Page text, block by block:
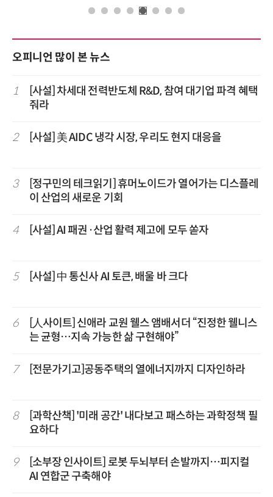
오피니언 많이 본 뉴스
1
[사설] 차세대 전력반도체 R&D, 참여 대기업 파격 혜택
줘라
2 [사설] 美 AIDC 냉각 시장, 우리도 현지 대응을
3
[정구민의 테크읽기] 휴머노이드가 열어가는 디스플레
이 산업의 새로운 기회
4 [사설] AI 패권·산업 활력 제고에 모두 쏟자
5 [사설] 中 통신사 AI 토큰, 배울 바 크다
6
[人사이트] 신애라 교원 웰스 앰배서더 “진정한 웰니스
는 균형…지속 가능한 삶 구현해야”
7 [전문가기고]공동주택의 열에너지까지 디자인하라
8
[과학산책] '미래 공간' 내다보고 패스하는 과학정책 필
요하다
9
[소부장 인사이트] 로봇 두뇌부터 손발까지…피지컬
AI 연합군 구축해야